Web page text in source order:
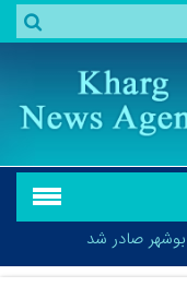
صادر شد